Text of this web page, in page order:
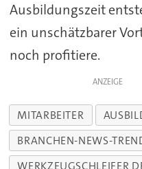
Ausbildungszeit
ein unschätzbarer
noch profitiere.
ANZEIGE
MITARBEITER
BRANCHEN-NEWS-
WERKZEUGSCHLEIFER